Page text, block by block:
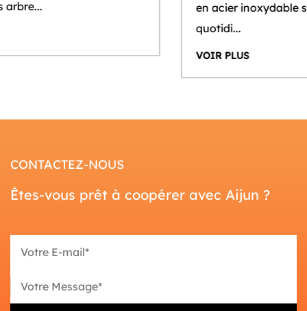
en acier inoxydable sont indissociables de notre
VOIR PLUS
CONTACTEZ-NOUS
Êtes-vous prêt à coopérer avec Aijun ?